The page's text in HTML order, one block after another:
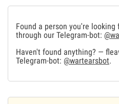
Found a person you're
through our Telegram-bot:
Haven't found anything? —
Telegram-bot: @wartearsbot.